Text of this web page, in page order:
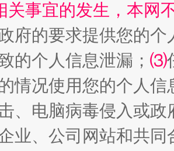
关事宜的发生，本网
府的要求提供您的个
的个人信息泄漏； ⑶
情况使用您的个人
、电脑病毒侵入或
业、公司网站和共